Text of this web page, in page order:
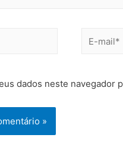
dados neste navegador